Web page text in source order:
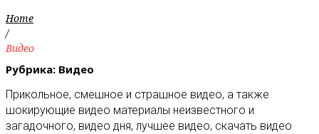
Home
/
Видео
Рубрика: Видео
Прикольное, смешное и страшное видео, а также
шокирующие видео материалы неизвестного и
загадочного, видео дня, лучшее видео, скачать видео